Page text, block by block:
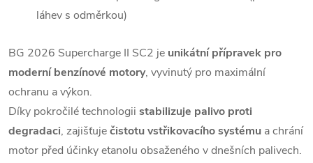
láhev s odměrkou)
BG 2026 Supercharge II SC2 je unikátní přípravek pro
moderní benzínové motory, vyvinutý pro maximální
ochranu a výkon.
Díky pokročilé technologii stabilizuje palivo proti
degradaci, zajišťuječistotu vstřikovacího systému a chrání
motor před účinky etanolu obsaženého v dnešních palivech.